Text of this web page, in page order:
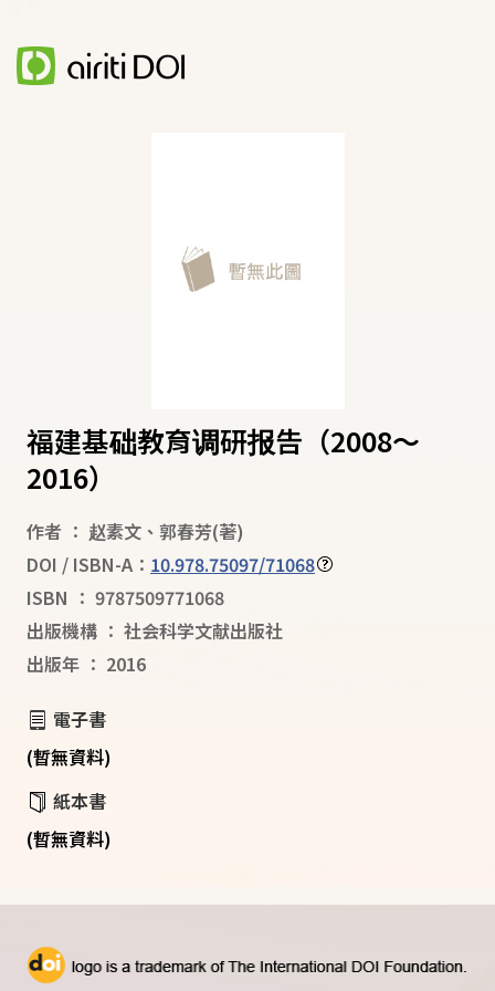
福建基础教育调研报告（2008～
2016）
作者 ： 赵素文 、 郭春芳(著)
DOI / ISBN-A： 10.978.75097/71068
ISBN ： 9787509771068
出版機構 ： 社会科学文献出版社
出版年 ： 2016
電子書
(暫無資料)
紙本書
(暫無資料)